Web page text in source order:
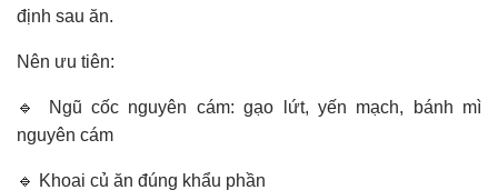
định sau ăn.
Nên ưu tiên:
🔹 Ngũ cốc nguyên cám: gạo lứt, yến mạch, bánh mì
nguyên cám
🔹 Khoai củ ăn đúng khẩu phần